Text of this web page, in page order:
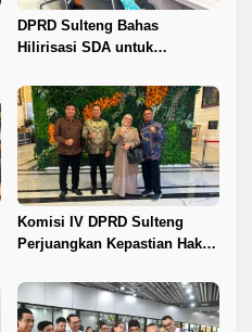
DPRD Sulteng Bahas
Hilirisasi SDA untuk
Komisi IV DPRD Sulteng
Perjuangkan Kepastian Hak